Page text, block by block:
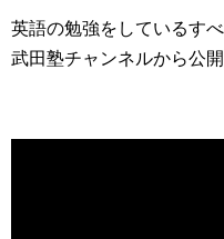
英語の勉強をしているす
武田塾チャンネルから公